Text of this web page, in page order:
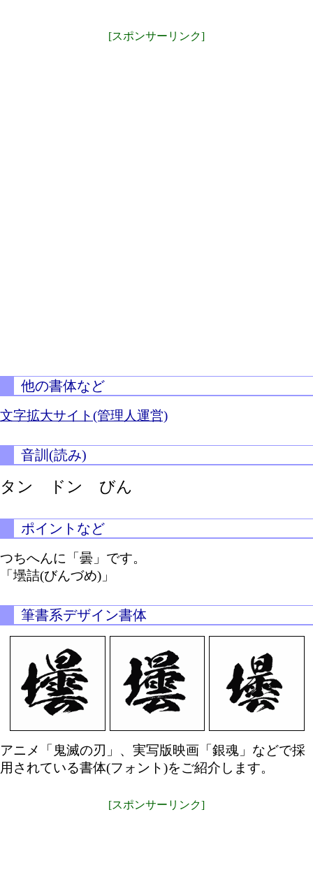
[スポンサーリンク]
他の書体など
文字拡大サイト(管理人運営)
音訓(読み)
タン ドン びん
ポイントなど
つちへんに「曇」です。
「壜詰(びんづめ)」
筆書系デザイン書体
アニメ「鬼滅の刃」、実写版映画「銀魂」などで採
用されている書体(フォント)をご紹介します。
[スポンサーリンク]